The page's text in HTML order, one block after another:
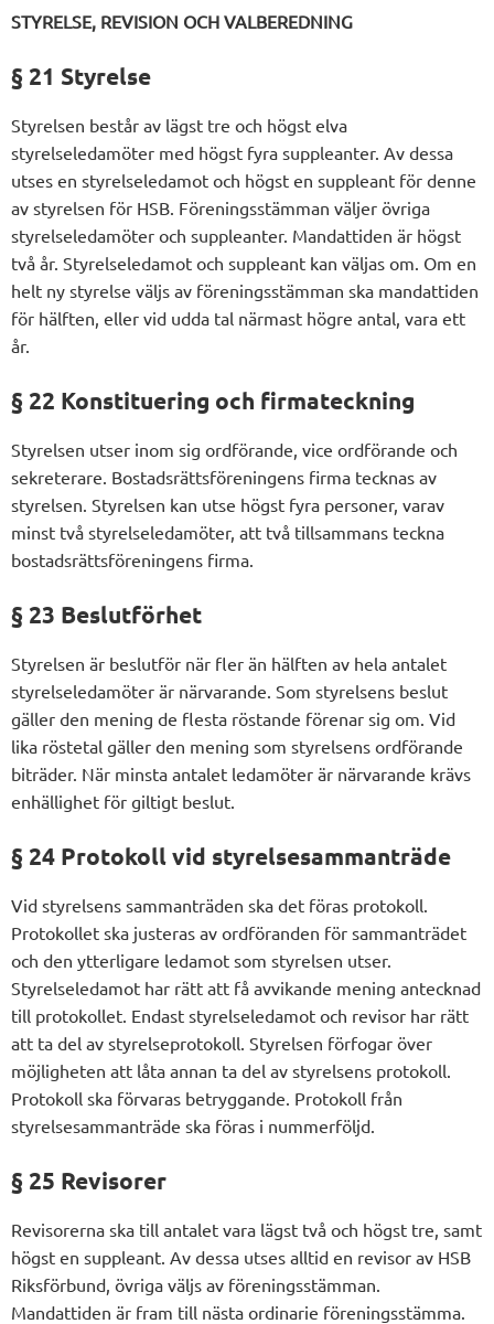
STYRELSE, REVISION OCH VALBEREDNING
§ 21 Styrelse
Styrelsen består av lägst tre och högst elva
styrelseledamöter med högst fyra suppleanter. Av dessa
utses en styrelseledamot och högst en suppleant för denne
av styrelsen för HSB. Föreningsstämman väljer övriga
styrelseledamöter och suppleanter. Mandattiden är högst
två år. Styrelseledamot och suppleant kan väljas om. Om en
helt ny styrelse väljs av föreningsstämman ska mandattiden
för hälften, eller vid udda tal närmast högre antal, vara ett
år.
§ 22 Konstituering och firmateckning
Styrelsen utser inom sig ordförande, vice ordförande och
sekreterare. Bostadsrättsföreningens firma tecknas av
styrelsen. Styrelsen kan utse högst fyra personer, varav
minst två styrelseledamöter, att två tillsammans teckna
bostadsrättsföreningens firma.
§ 23 Beslutförhet
Styrelsen är beslutför när fler än hälften av hela antalet
styrelseledamöter är närvarande. Som styrelsens beslut
gäller den mening de flesta röstande förenar sig om. Vid
lika röstetal gäller den mening som styrelsens ordförande
biträder. När minsta antalet ledamöter är närvarande krävs
enhällighet för giltigt beslut.
§ 24 Protokoll vid styrelsesammanträde
Vid styrelsens sammanträden ska det föras protokoll.
Protokollet ska justeras av ordföranden för sammanträdet
och den ytterligare ledamot som styrelsen utser.
Styrelseledamot har rätt att få avvikande mening antecknad
till protokollet. Endast styrelseledamot och revisor har rätt
att ta del av styrelseprotokoll. Styrelsen förfogar över
möjligheten att låta annan ta del av styrelsens protokoll.
Protokoll ska förvaras betryggande. Protokoll från
styrelsesammanträde ska föras i nummerföljd.
§ 25 Revisorer
Revisorerna ska till antalet vara lägst två och högst tre, samt
högst en suppleant. Av dessa utses alltid en revisor av HSB
Riksförbund, övriga väljs av föreningsstämman.
Mandattiden är fram till nästa ordinarie föreningsstämma.